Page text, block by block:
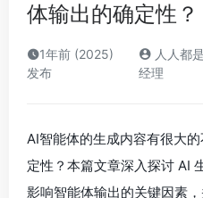
体输出的确定性？
1年前 (2025)
发布
人人都
经理
AI智能体的生成内容有很大
定性？本篇文章深入探讨 AI
影响智能体输出的关键因素